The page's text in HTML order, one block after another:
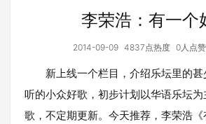
李荣浩：有一个
2014-09-09 4837点热度 0人点赞
新上线一个栏目，介绍乐坛里的
听的小众好歌，初步计划以华语乐坛
歌，不定期更新。今天推荐，李荣浩《